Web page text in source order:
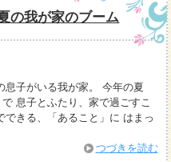
の我が家のブーム
息子がいる我が家。 今年の夏
息子とふたり、家で過ごすこ
きる、「あること」に はまっ
つづきを読む